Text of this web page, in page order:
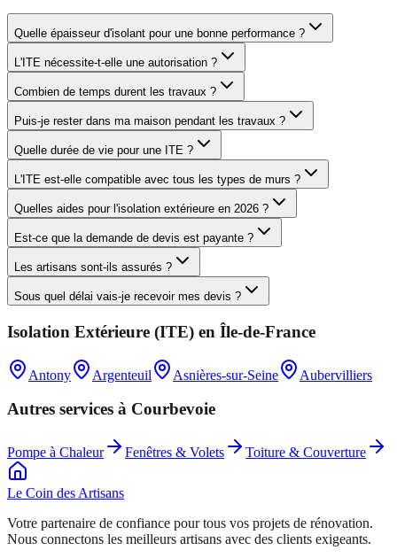
Quelle épaisseur d'isolant pour une bonne performance ?
L'ITE nécessite-t-elle une autorisation ?
Combien de temps durent les travaux ?
Puis-je rester dans ma maison pendant les travaux ?
Quelle durée de vie pour une ITE ?
L'ITE est-elle compatible avec tous les types de murs ?
Quelles aides pour l'isolation extérieure en 2026 ?
Est-ce que la demande de devis est payante ?
Les artisans sont-ils assurés ?
Sous quel délai vais-je recevoir mes devis ?
Isolation Extérieure (ITE) en Île-de-France
Antony Argenteuil Asnières-sur-Seine Aubervilliers
Autres services à Courbevoie
Pompe à Chaleur Fenêtres & Volets Toiture & Couverture
Le Coin des Artisans
Votre partenaire de confiance pour tous vos projets de rénovation.
Nous connectons les meilleurs artisans avec des clients exigeants.